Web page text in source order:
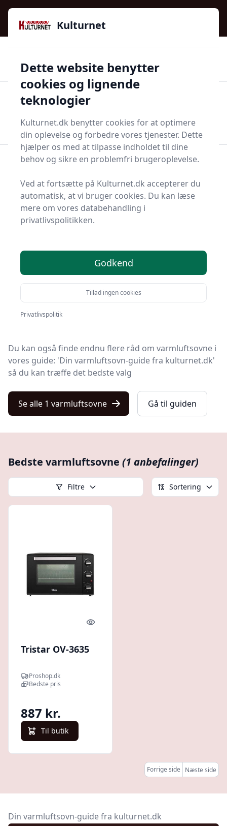
Kulturnet - Alt Det Gode I Livet | Din Kulturguide Siden
2016
97 kategorier 👍Kun godkendte butikker
Start søgning
Bolig og indretning
Ovne- og tilbehør
Varmluftsovn
Bedste varmluftsovne -
1 anbefalinger
Velkommen til Kulturnet! Vi har gjort arbejdet for dig
og udvalgt 1 af de bedste varmluftsovne på markedet.
Hvad enten du leder efter kvalitet, et prisvenligt valg,
en specifik model eller gratis levering på varmluftsovn,
Du kan også finde endnu flere råd om varmluftsovne i
vores guide: 'Din varmluftsovn-guide fra kulturnet.dk'
så du kan træffe det bedste valg
Se alle 1 varmluftsovne Gå til guiden
Bedste varmluftsovne (1 anbefalinger)
Filtre Sortering
Quick look
Tristar OV-3635
Proshop.dk
Bedste pris
887 kr.
Til butik
Forrige side Næste side
Din varmluftsovn-guide fra kulturnet.dk
Kulturnet
Dette website benytter
cookies og lignende
teknologier
Kulturnet.dk benytter cookies for at optimere
din oplevelse og forbedre vores tjenester. Dette
hjælper os med at tilpasse indholdet til dine
behov og sikre en problemfri brugeroplevelse.
Ved at fortsætte på Kulturnet.dk accepterer du
automatisk, at vi bruger cookies. Du kan læse
mere om vores databehandling i
privatlivspolitikken.
Godkend
Tillad ingen cookies
Privatlivspolitik